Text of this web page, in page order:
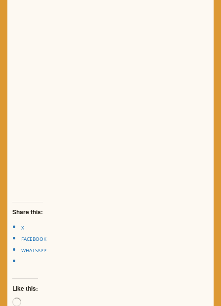
Share this:
X
FACEBOOK
WHATSAPP
Like this:
Loading…